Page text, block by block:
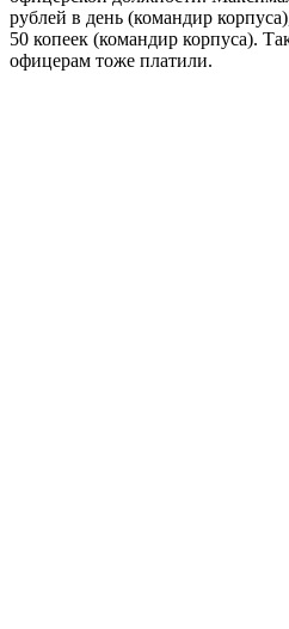
рублей в день (командир
50 копеек (командир корпуса).
офицерам тоже платили.